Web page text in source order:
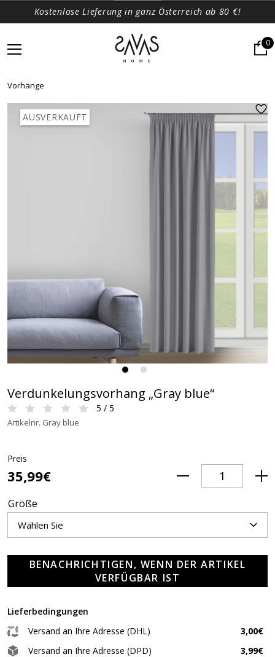
Kostenlose Lieferung in ganz Österreich ab 80 €!
0
Vorhänge
AUSVERKAUFT
Verdunkelungsvorhang „Gray blue“
5 / 5
Artikelnr. Gray blue
Preis
35,99€
Größe
BENACHRICHTIGEN, WENN DER ARTIKEL
VERFÜGBAR IST
Lieferbedingungen
Versand an Ihre Adresse (DHL)
3,00€
Versand an Ihre Adresse (DPD)
3,99€